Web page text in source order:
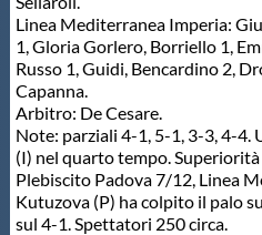
Linea Mediterranea Imperia:
1, Gloria Gorlero, Borriello 1,
Russo 1, Guidi, Bencardino 2,
Capanna.
Arbitro: De Cesare.
Note: parziali 4-1, 5-1, 3-3, 4-4.
(I) nel quarto tempo.
Plebiscito Padova 7/12, Linea
Kutuzova (P) ha colpito il palo
sul 4-1. Spettatori 250 circa.